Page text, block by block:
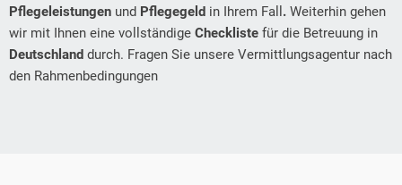
Pflegeleistungen und Pflegegeld in Ihrem Fall . Weiterhin gehen
wir mit Ihnen eine vollständige Checkliste für die Betreuung in
Deutschland durch. Fragen Sie unsere Vermittlungsagentur nach
den Rahmenbedingungen